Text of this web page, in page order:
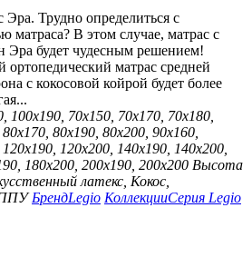
Трудно определиться с
матраса? В этом случае, матрас с
Эра будет чудесным решением!
матрас средней
с кокосовой койрой будет более
100х190, 70х150, 70х170, 70х180,
80х190, 80х200, 90х160,
120х200, 140х190, 140х200,
180х200, 200х190, 200х200 Высота
латекс, Кокос,
ППУ БрендLegio КоллекцииСерия Legio